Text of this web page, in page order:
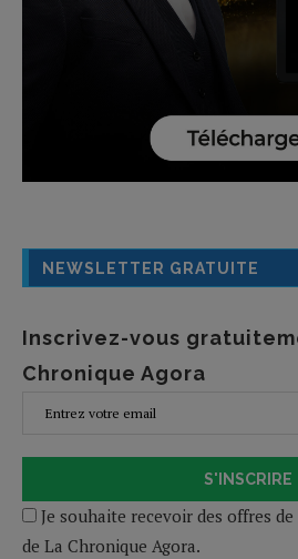
NEWSLETTER GRATUITE
Inscrivez-vous
Chronique Agora
S'INSCRIRE
Je souhaite recevoir des offres
de La Chronique Agora.